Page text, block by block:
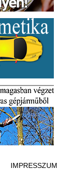
IMPRESSZUM